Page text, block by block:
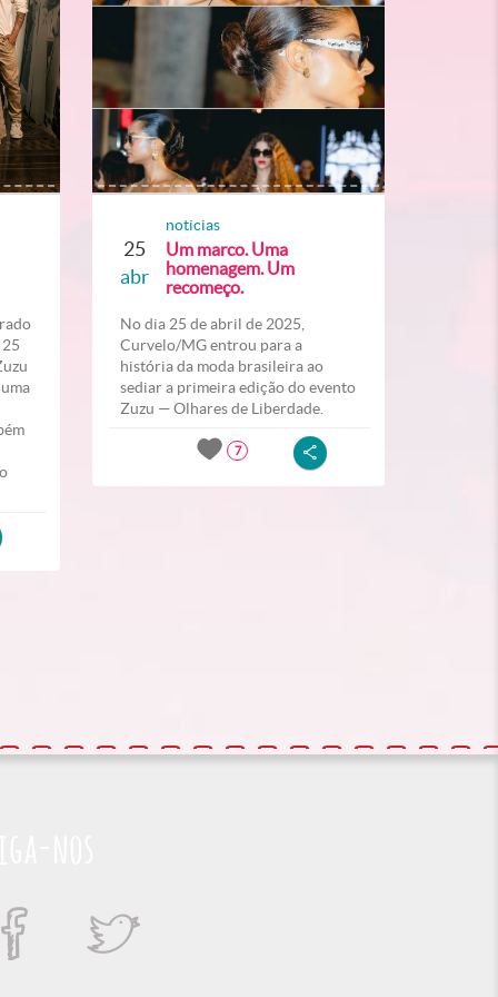
25
abr
noticias
Um marco. Uma
homenagem. Um
recomeço.
No dia 25 de abril de 2025,
Curvelo/MG entrou para a
história da moda brasileira ao
sediar a primeira edição do evento
Zuzu — Olhares de Liberdade.
7